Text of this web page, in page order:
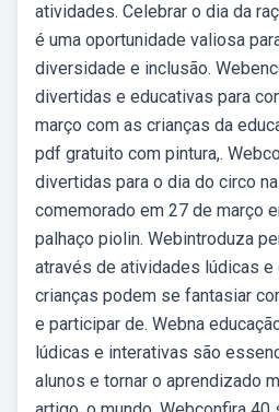
atividades. Celebrar o dia da
é uma oportunidade valiosa
diversidade e inclusão.
divertidas e educativas para
março com as crianças da
pdf gratuito com pintura,.
divertidas para o dia do circo
comemorado em 27 de março
palhaço piolin. Webintroduza
através de atividades lúdicas e
crianças podem se fantasiar
e participar de. Webna
lúdicas e interativas são
alunos e tornar o aprendizado